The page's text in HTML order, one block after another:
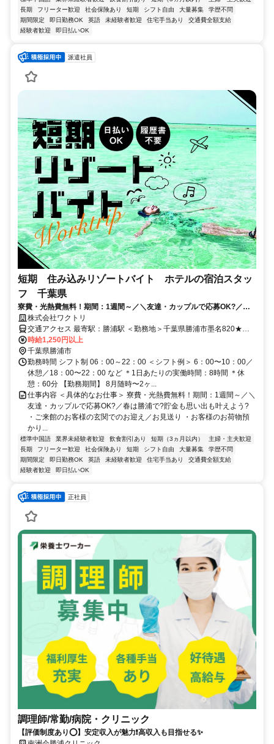
長期
フリーター歓迎 社会保険あり 短期 シフト自由 大量募集
学歴不問
期間限定
即日勤務OK 英語 未経験者歓迎 住宅手当あり
交通費全額支給
経験者歓迎
即日払いOK
派遣社員
短期 住み込みリゾートバイト ホテルの宿泊スタッ
フ 千葉県
寮費・光熱費無料！期間：1週間～／＼友達・カップルで応募OK?／春
は勝浦で?貯金も思い出も叶えよう?
株式会社ワクトリ
交通アクセス 最寄駅：勝浦駅 ＜勤務地＞千葉県勝浦市墨名820★寮
完備・赴任交通費支給！ 【東京方面より】 特急で東京駅⇒勝浦駅
（約1時間30分） 勝浦駅より徒歩で約5分 ※ご自宅からの通勤も相談
OK！住み込みを希望されない場合もお気軽にご相談ください。
時給1,250円以上
千葉県勝浦市
勤務時間 シフト制 06：00～22：00 ＜シフト例＞ 6：00〜10：00／
休憩／18：00〜22：00 など ＊1日あたりの実働時間：8時間 ＊休
憩：60分 【勤務期間】 8月随時〜2ヶ...
仕事内容 ＜具体的なお仕事＞ 寮費・光熱費無料！期間：1週間～／＼
友達・カップルで応募OK?／春は勝浦で?貯金も思い出も叶えよう?
・ご来館のお客様の玄関でのお迎え／お見送り ・お客様のお荷物預
かり...
標準中国語 業界未経験者歓迎 飲食割引あり 短期（3ヵ月以内）
主婦・主夫歓迎
長期
フリーター歓迎 社会保険あり 短期 シフト自由 大量募集
学歴不問
期間限定
即日勤務OK 英語 未経験者歓迎 住宅手当あり
交通費全額支給
経験者歓迎
即日払いOK
正社員
調理師/常勤/病院・クリニック
【評価制度あり⭕️】安定収入が魅力❗️高収入も目指せる✨